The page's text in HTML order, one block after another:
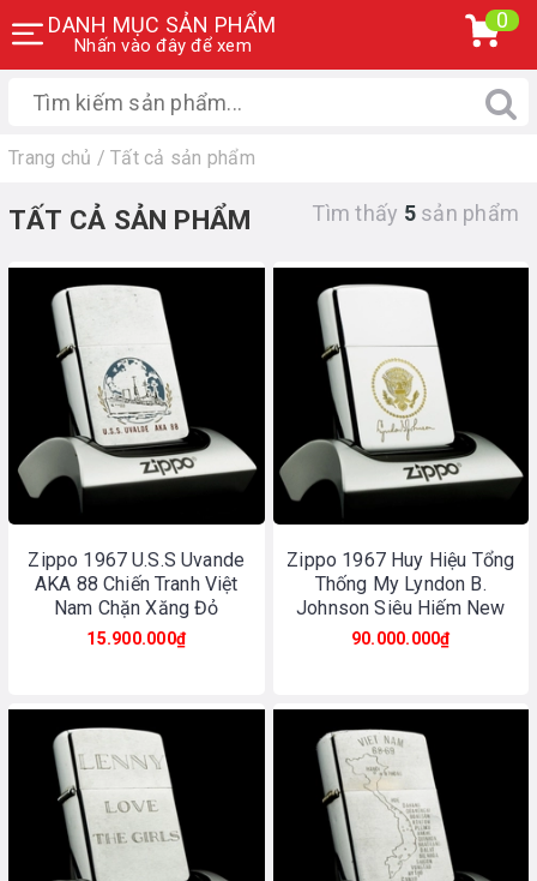
DANH MỤC SẢN PHẨM
Nhấn vào đây để xem
0
Trang chủ / Tất cả sản phẩm
TẤT CẢ SẢN PHẨM Tìm thấy 5sản phẩm
Zippo 1967 U.S.S Uvande
AKA 88 Chiến Tranh Việt
Nam Chặn Xăng Đỏ
15.900.000₫
Zippo 1967 Huy Hiệu Tổng
Thống My Lyndon B.
Johnson Siêu Hiếm New
90.000.000₫